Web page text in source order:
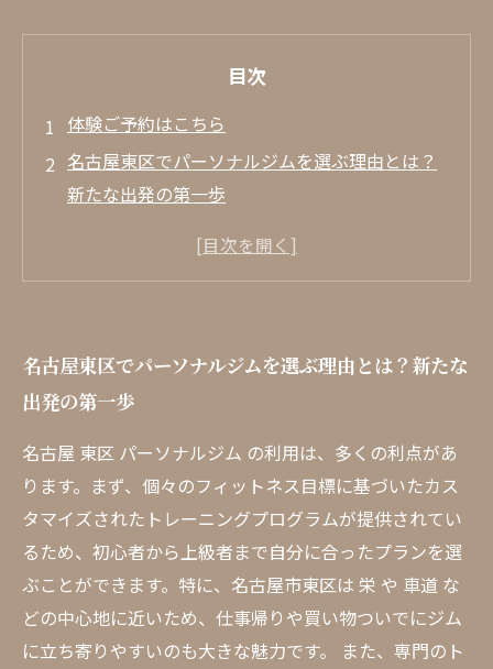
目次
体験ご予約はこちら
名古屋東区でパーソナルジムを選ぶ理由とは？
新たな出発の第一歩
多彩なトレーニングプログラム：名古屋東区の
パーソナルジムで自分を変える
忙しいあなたにぴったり！名古屋東区で効率的
に運動する方法
仲間と共に成長する：名古屋東区のパーソナル
ジムで得られる絆
モチベーションを維持するための工夫：東区の
ジムで継続する秘訣
名古屋東区のパーソナルジムで手に入れる理想
の自分：フィットネスの未来
名古屋東区でパーソナルジムを選ぶ理由とは？新たな
出発の第一歩
名古屋 東区 パーソナルジム の利用は、多くの利点があ
ります。まず、個々のフィットネス目標に基づいたカス
タマイズされたトレーニングプログラムが提供されてい
るため、初心者から上級者まで自分に合ったプランを選
ぶことができます。特に、名古屋市東区は 栄 や 車道 な
どの中心地に近いため、仕事帰りや買い物ついでにジム
に立ち寄りやすいのも大きな魅力です。 また、専門のト